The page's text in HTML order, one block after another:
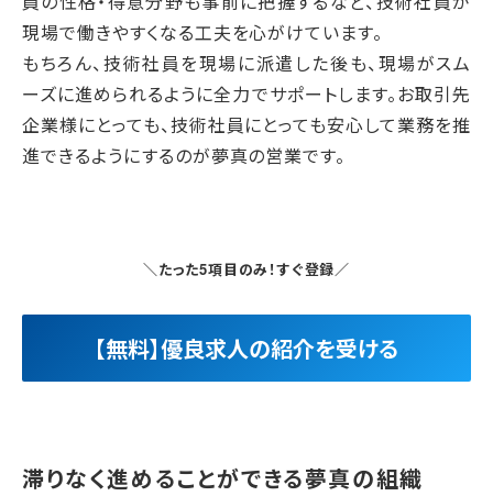
現場で働きやすくなる工夫を心がけています。
もちろん、技術社員を現場に派遣した後も、現場がスム
ーズに進められるように全力でサポートします。お取引先
企業様にとっても、技術社員にとっても安心して業務を推
進できるようにするのが夢真の営業です。
＼たった5項目のみ！すぐ登録／
【無料】優良求人の紹介を受ける
滞りなく進めることができる夢真の組織